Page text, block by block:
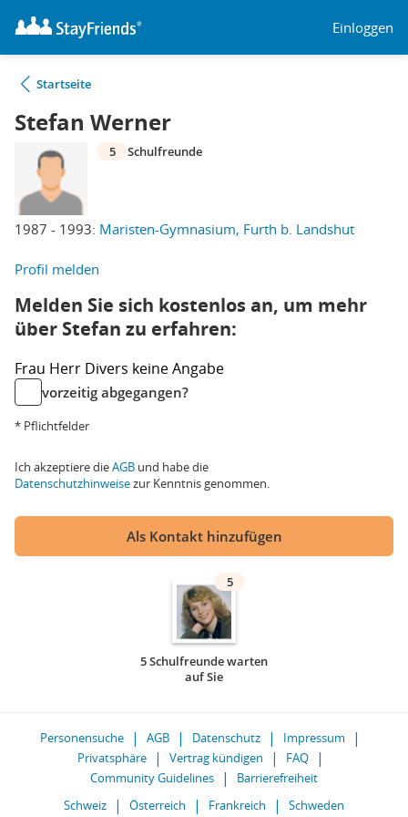
Einloggen
Startseite
Stefan Werner
1987 - 1993: Maristen-Gymnasium, Furth b. Landshut
5 Schulfreunde
Profil melden
Melden Sie sich kostenlos an, um mehr
über Stefan zu erfahren:
Frau Herr Divers keine Angabe
vorzeitig abgegangen?
* Pflichtfelder
Ich akzeptiere dieAGB und habe die
Datenschutzhinweisezur Kenntnis genommen.
Als Kontakt hinzufügen
5
5 Schulfreunde warten
auf Sie
Personensuche AGB Datenschutz
Impressum
Privatsphäre
Vertrag kündigen
FAQ
Community Guidelines
Barrierefreiheit
Schweiz
Österreich Frankreich Schweden